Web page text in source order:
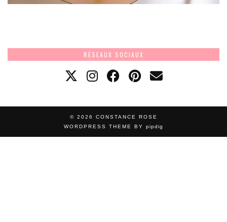
RÉSEAUX SOCIAUX
© 2026 CONSTANCE ROSE
WORDPRESS THEME BY pipdig